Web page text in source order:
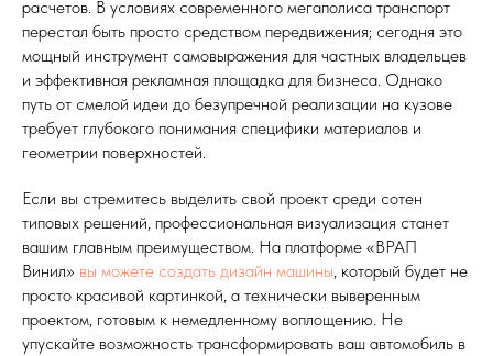
расчетов. В условиях современного мегаполиса транспорт
перестал быть просто средством передвижения; сегодня это
мощный инструмент самовыражения для частных владельцев
и эффективная рекламная площадка для бизнеса. Однако
путь от смелой идеи до безупречной реализации на кузове
требует глубокого понимания специфики материалов и
геометрии поверхностей.
Если вы стремитесь выделить свой проект среди сотен
типовых решений, профессиональная визуализация станет
вашим главным преимуществом. На платформе «ВРАП
Винил» вы можете создать дизайн машины, который будет не
просто красивой картинкой, а технически выверенным
проектом, готовым к немедленному воплощению. Не
упускайте возможность трансформировать ваш автомобиль в